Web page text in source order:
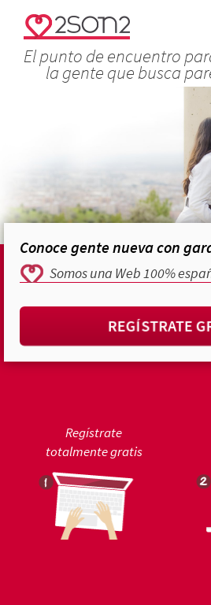
El punto de encuentro
la gente que busca
Conoce gente nueva con
Somos una Web 100%
REGÍSTRATE
Regístrate
totalmente gratis